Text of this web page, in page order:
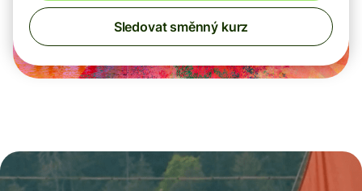
Sledovat směnný kurz